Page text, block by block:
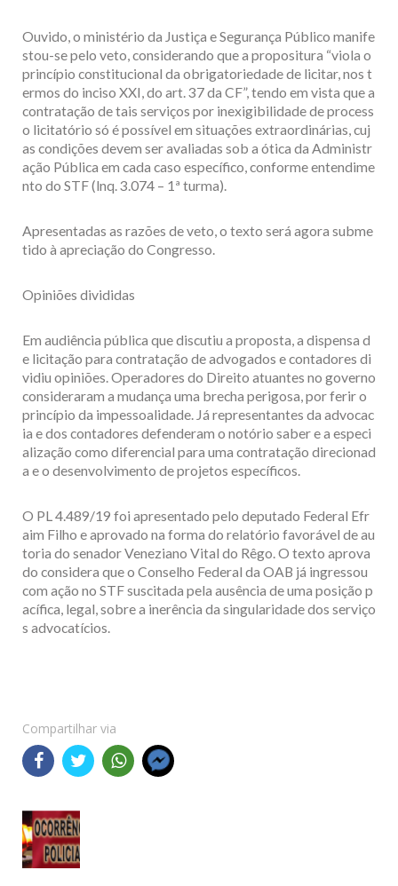
Ouvido, o ministério da Justiça e Segurança Público manife
stou-se pelo veto, considerando que a propositura “viola o
princípio constitucional da obrigatoriedade de licitar, nos t
ermos do inciso XXI, do art. 37 da CF”, tendo em vista que a
contratação de tais serviços por inexigibilidade de process
o licitatório só é possível em situações extraordinárias, cuj
as condições devem ser avaliadas sob a ótica da Administr
ação Pública em cada caso específico, conforme entendime
nto do STF (lnq. 3.074 – 1ª turma).
Apresentadas as razões de veto, o texto será agora subme
tido à apreciação do Congresso.
Opiniões divididas
Em audiência pública que discutiu a proposta, a dispensa d
e licitação para contratação de advogados e contadores di
vidiu opiniões. Operadores do Direito atuantes no governo
consideraram a mudança uma brecha perigosa, por ferir o
princípio da impessoalidade. Já representantes da advocac
ia e dos contadores defenderam o notório saber e a especi
alização como diferencial para uma contratação direcionad
a e o desenvolvimento de projetos específicos.
O PL 4.489/19 foi apresentado pelo deputado Federal Efr
aim Filho e aprovado na forma do relatório favorável de au
toria do senador Veneziano Vital do Rêgo. O texto aprova
do considera que o Conselho Federal da OAB já ingressou
com ação no STF suscitada pela ausência de uma posição p
acífica, legal, sobre a inerência da singularidade dos serviço
s advocatícios.
Compartilhar via